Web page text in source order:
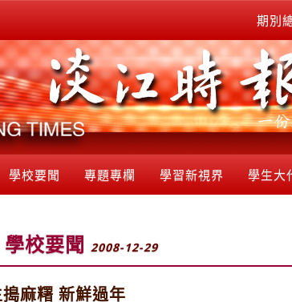
期別
學校要聞 專題專欄 學習新視界 學生大
學校要聞 2008-12-29
麻糬 新鮮過年